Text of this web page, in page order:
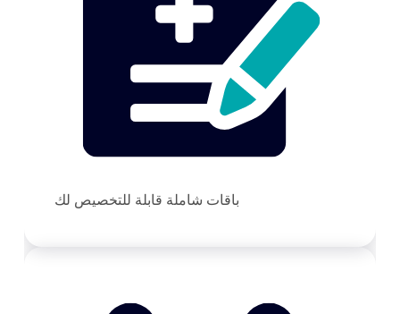
باقات شاملة قابلة للتخصيص لك